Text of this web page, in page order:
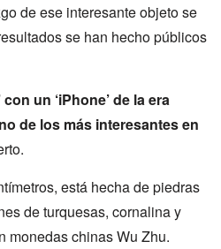
de ese interesante objeto se
se han hecho públicos
un ‘iPhone’ de la era
de los más interesantes en
está hecha de piedras
de turquesas, cornalina y
monedas chinas Wu Zhu.